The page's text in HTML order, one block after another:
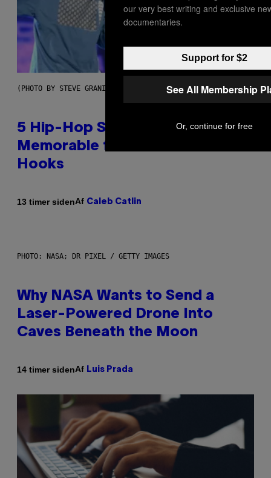
(PHOTO BY STEVE GRANITZ/WIREIMAGE)
5 Hip-Hop Songs That Are Most
Memorable for Their Classic
Hooks
13 timer sidenAf Caleb Catlin
PHOTO: NASA; DR PIXEL / GETTY IMAGES
Why NASA Wants to Send a
Laser-Powered Drone Into
Caves Beneath the Moon
14 timer sidenAf Luis Prada
our very best writing and exclusive
documentaries.
Support for $2
See All Membership
Or, continue for free